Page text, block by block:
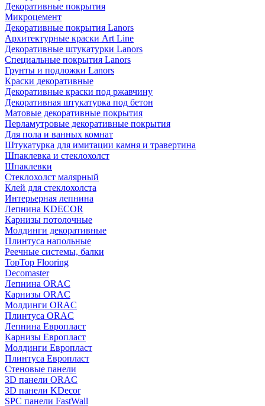
Декоративные покрытия
Микроцемент
Декоративные покрытия Lanors
Архитектурные краски Art Line
Декоративные штукатурки Lanors
Специальные покрытия Lanors
Грунты и подложки Lanors
Краски декоративные
Декоративные краски под ржавчину
Декоративная штукатурка под бетон
Матовые декоративные покрытия
Перламутровые декоративные покрытия
Для пола и ванных комнат
Штукатурка для имитации камня и травертина
Шпаклевка и стеклохолст
Шпаклевки
Стеклохолст малярный
Клей для стеклохолста
Интерьерная лепнина
Лепнина KDECOR
Карнизы потолочные
Молдинги декоративные
Плинтуса напольные
Реечные системы, балки
TopTop Flooring
Decomaster
Лепнина ORAC
Карнизы ORAC
Молдинги ORAC
Плинтуса ORAC
Лепнина Европласт
Карнизы Европласт
Молдинги Европласт
Плинтуса Европласт
Стеновые панели
3D панели ORAC
3D панели KDecor
SPC панели FastWall